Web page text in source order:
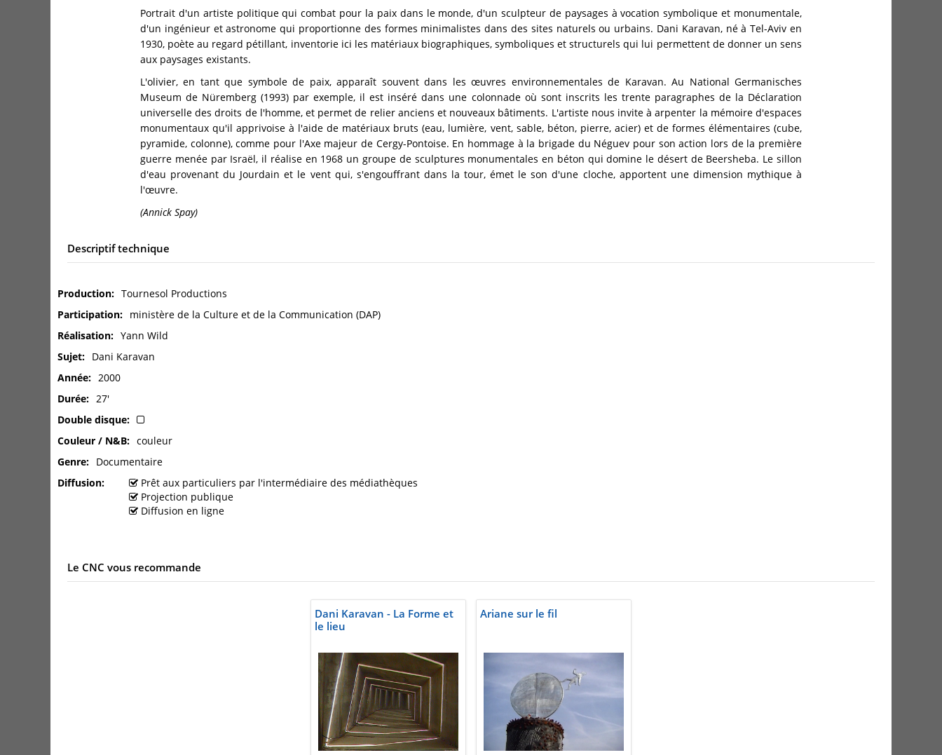
Portrait d'un artiste politique qui combat pour la paix dans le monde, d'un sculpteur de paysages à vocation symbolique et monumentale,
d'un ingénieur et astronome qui proportionne des formes minimalistes dans des sites naturels ou urbains. Dani Karavan, né à Tel-Aviv en
1930, poète au regard pétillant, inventorie ici les matériaux biographiques, symboliques et structurels qui lui permettent de donner un sens
aux paysages existants.
L'olivier, en tant que symbole de paix, apparaît souvent dans les œuvres environnementales de Karavan. Au National Germanisches
Museum de Nüremberg (1993) par exemple, il est inséré dans une colonnade où sont inscrits les trente paragraphes de la Déclaration
universelle des droits de l'homme, et permet de relier anciens et nouveaux bâtiments. L'artiste nous invite à arpenter la mémoire d'espaces
monumentaux qu'il apprivoise à l'aide de matériaux bruts (eau, lumière, vent, sable, béton, pierre, acier) et de formes élémentaires (cube,
pyramide, colonne), comme pour l'Axe majeur de Cergy-Pontoise. En hommage à la brigade du Néguev pour son action lors de la première
guerre menée par Israël, il réalise en 1968 un groupe de sculptures monumentales en béton qui domine le désert de Beersheba. Le sillon
d'eau provenant du Jourdain et le vent qui, s'engouffrant dans la tour, émet le son d'une cloche, apportent une dimension mythique à
l'œuvre.
(Annick Spay)
Descriptif technique
Production
Tournesol Productions
Participation
ministère de la Culture et de la Communication (DAP)
Réalisation
Yann Wild
Sujet
Dani Karavan
Année
2000
Durée
27'
Double disque
Couleur / N&B
couleur
Genre
Documentaire
Diffusion
Prêt aux particuliers par l'intermédiaire des médiathèques
Projection publique
Diffusion en ligne
Le CNC vous recommande
Dani Karavan - La Forme et
le lieu
Ariane sur le fil